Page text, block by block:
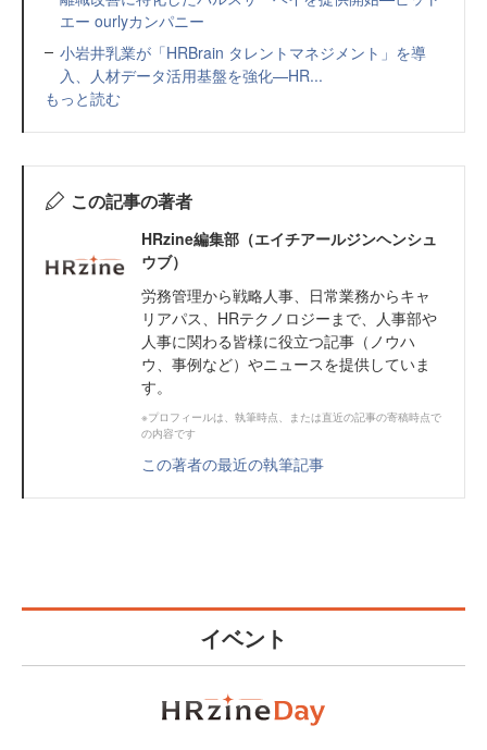
エー ourlyカンパニー
小岩井乳業が「HRBrain タレントマネジメント」を導
入、人材データ活用基盤を強化—HR...
もっと読む
この記事の著者
HRzine編集部（エイチアールジンヘンシュ
ウブ）
労務管理から戦略人事、日常業務からキャ
リアパス、HRテクノロジーまで、人事部や
人事に関わる皆様に役立つ記事（ノウハ
ウ、事例など）やニュースを提供していま
す。
※プロフィールは、執筆時点、または直近の記事の寄稿時点で
の内容です
この著者の最近の執筆記事
イベント